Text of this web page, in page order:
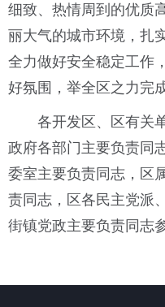
细致、热情周到的优质
丽大气的城市环境，扎
全力做好安全稳定工作
好氛围，举全区之力完
各开发区、区有关
政府各部门主要负责同
委室主要负责同志，区
责同志，区各民主党派
街镇党政主要负责同志